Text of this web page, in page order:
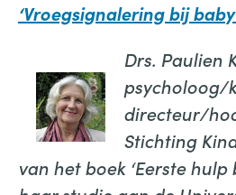
‘Vroegsignalering bij
Drs. Paulien
psycholoog/
directeur/
Stichting
van het boek ‘Eerste hulp